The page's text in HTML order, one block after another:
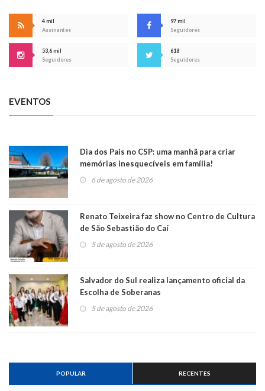
4 mil
Assinantes
97 mil
Seguidores
53,6 mil
Seguidores
618
Seguidores
EVENTOS
Dia dos Pais no CSP: uma manhã para criar
memórias inesquecíveis em família!
6 de agosto de 2026
Renato Teixeira faz show no Centro de Cultura
de São Sebastião do Caí
5 de agosto de 2026
Salvador do Sul realiza lançamento oficial da
Escolha de Soberanas
5 de agosto de 2026
POPULAR RECENTES